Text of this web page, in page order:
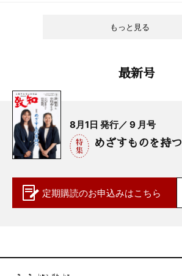
もっと見る
最新号
8月1日 発行／ 9 月号
めざすものを持つ
定期購読のお申込みはこちら